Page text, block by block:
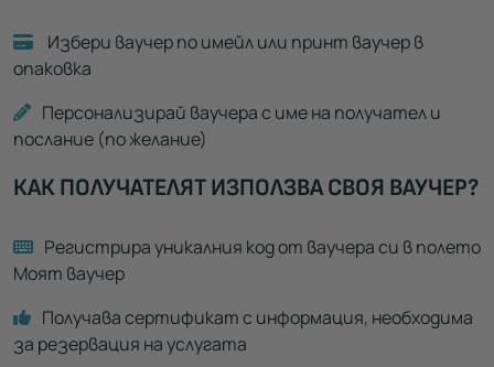
Избери ваучер по имейл или принт ваучер в
опаковка
Персонализирай ваучера с име на получател и
послание (по желание)
КАК ПОЛУЧАТЕЛЯТ ИЗПОЛЗВА СВОЯ ВАУЧЕР?
Регистрира уникалния код от ваучера си в полето
Моят ваучер
Получава сертификат с информация, необходима
за резервация на услугата